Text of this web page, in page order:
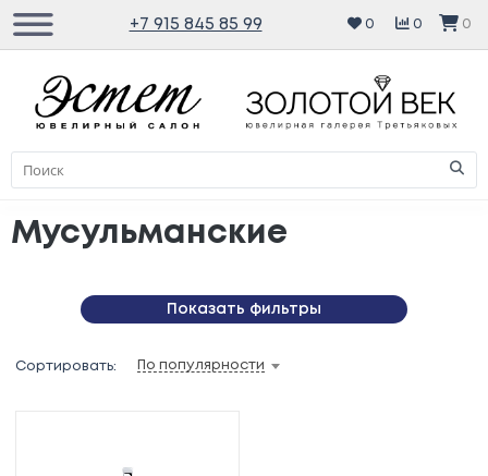
+7 915 845 85 99 0 0 0
Мусульманские
Показать фильтры
Сортировать: По популярности